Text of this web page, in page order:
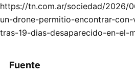
https://tn.com.ar/sociedad/2026/
un-drone-permitio-encontrar-
tras-19-dias-desaparecido-en-el-
Fuente